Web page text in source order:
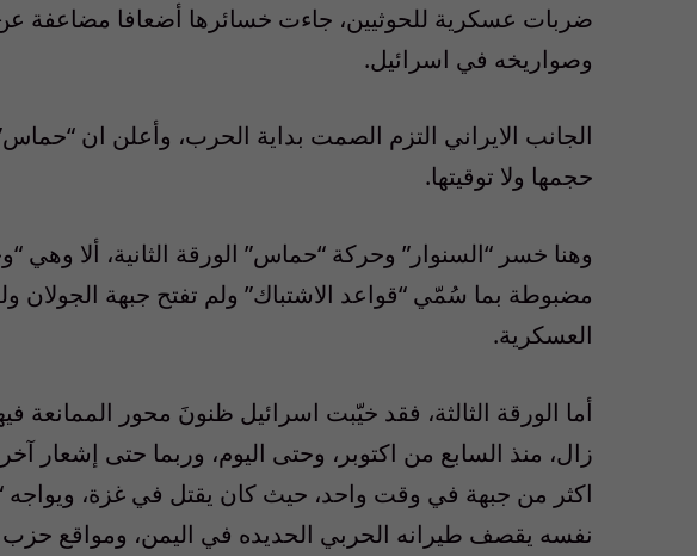
ضربات عسكرية للحوثيين، جاءت خسائرها أضعافا مضاعفة
وصواريخه في اسرائيل.
الجانب الايراني التزم الصمت بداية الحرب، وأعلن ان “حماس
حجمها ولا توقيتها.
وهنا خسر “السنوار” وحركة “حماس” الورقة الثانية، ألا
مضبوطة بما سُمّي “قواعد الاشتباك” ولم تفتح جبهة الجولان
العسكرية.
أما الورقة الثالثة، فقد خيّبت اسرائيل ظنونَ محور الممانعة
زال، منذ السابع من اكتوبر، وحتى اليوم، وربما حتى إشعار
اكثر من جبهة في وقت واحد، حيث كان يقتل في غزة، ويواجه
نفسه يقصف طيرانه الحربي الحديده في اليمن، ومواقع